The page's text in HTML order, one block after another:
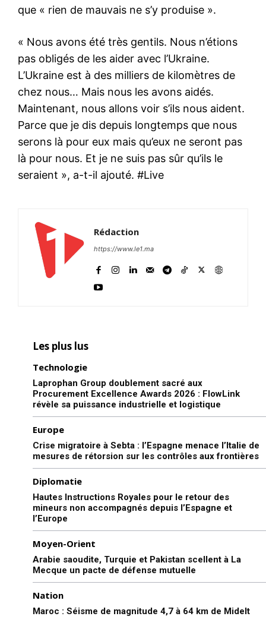
que « rien de mauvais ne s’y produise ».
« Nous avons été très gentils. Nous n’étions
pas obligés de les aider avec l’Ukraine.
L’Ukraine est à des milliers de kilomètres de
chez nous… Mais nous les avons aidés.
Maintenant, nous allons voir s’ils nous aident.
Parce que je dis depuis longtemps que nous
serons là pour eux mais qu’eux ne seront pas
là pour nous. Et je ne suis pas sûr qu’ils le
seraient », a-t-il ajouté. #Live
Rédaction
https://www.le1.ma
Les plus lus
Technologie
Laprophan Group doublement sacré aux
Procurement Excellence Awards 2026 : FlowLink
révèle sa puissance industrielle et logistique
Europe
Crise migratoire à Sebta : l’Espagne menace l’Italie de
mesures de rétorsion sur les contrôles aux frontières
Diplomatie
Hautes Instructions Royales pour le retour des
mineurs non accompagnés depuis l’Espagne et
l’Europe
Moyen-Orient
Arabie saoudite, Turquie et Pakistan scellent à La
Mecque un pacte de défense mutuelle
Nation
Maroc : Séisme de magnitude 4,7 à 64 km de Midelt